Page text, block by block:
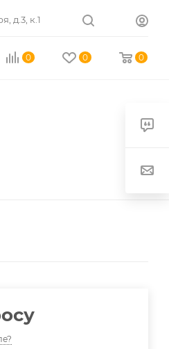
д.3, к.1
0 0 0